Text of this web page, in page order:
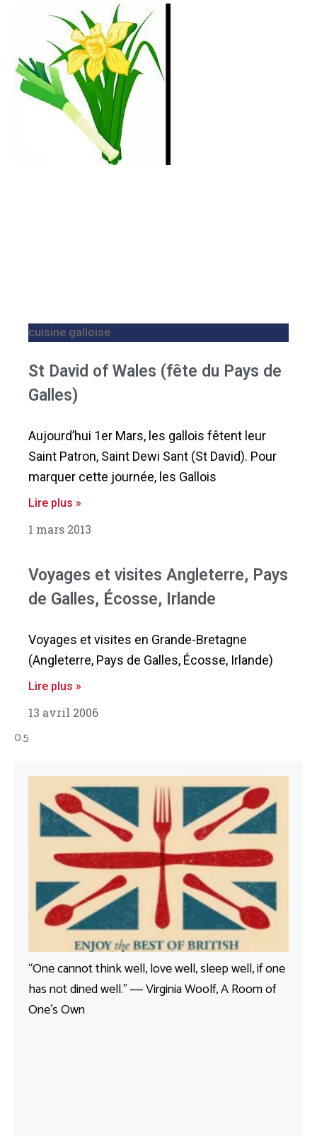
cuisine galloise
St David of Wales (fête du Pays de
Galles)
Aujourd’hui 1er Mars, les gallois fêtent leur
Saint Patron, Saint Dewi Sant (St David). Pour
marquer cette journée, les Gallois
Lire plus »
1 mars 2013
Voyages et visites Angleterre, Pays
de Galles, Écosse, Irlande
Voyages et visites en Grande-Bretagne
(Angleterre, Pays de Galles, Écosse, Irlande)
Lire plus »
13 avril 2006
“One cannot think well, love well, sleep well, if one
has not dined well.” ― Virginia Woolf, A Room of
One’s Own